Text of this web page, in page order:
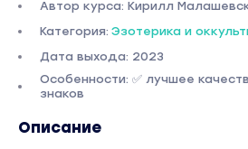
Автор курса: Кирилл
Категория: Эзотерика и
Дата выхода: 2023
Особенности: ✅ лучшее
знаков
Описание